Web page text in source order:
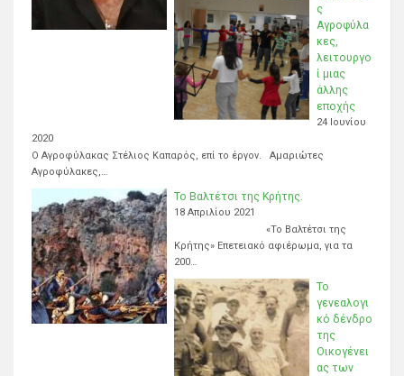
ς
Αγροφύλα
κες,
λειτουργο
ί μιας
άλλης
εποχής
24 Ιουνίου
2020
Ο Αγροφύλακας Στέλιος Καπαρός, επί το έργον. Αμαριώτες
Αγροφύλακες,…
Το Βαλτέτσι της Κρήτης.
18 Απριλίου 2021
«Το Βαλτέτσι της
Κρήτης» Επετειακό αφιέρωμα, για τα
200…
Το
γενεαλογι
κό δένδρο
της
Οικογένει
ας των